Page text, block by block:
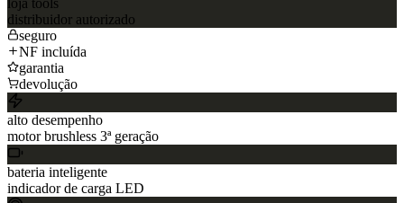
distribuidor autorizado
seguro
NF incluída
garantia
devolução
alto desempenho
motor brushless 3ª geração
bateria inteligente
indicador de carga LED